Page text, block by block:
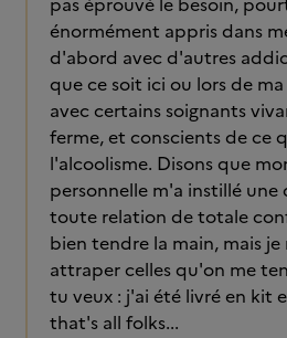
énormément appris dans
d'abord avec d'autres
que ce soit ici ou lors de ma
avec certains soignants
ferme, et conscients de ce
l'alcoolisme. Disons que
personnelle m'a instillé une
toute relation de totale
bien tendre la main, mais je
attraper celles qu'on me
tu veux : j'ai été livré en kit
that's all folks...